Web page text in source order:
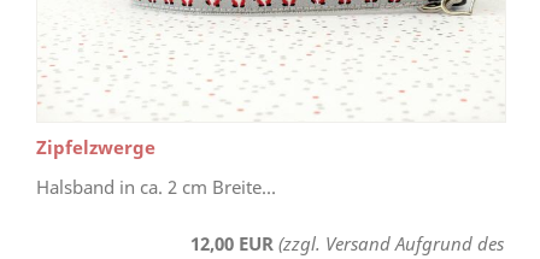
Zipfelzwerge
Halsband in ca. 2 cm Breite...
12,00 EUR (zzgl. Versand Aufgrund des